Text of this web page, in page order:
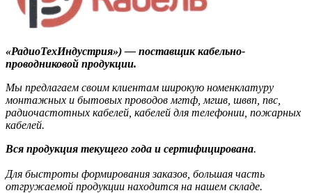
«РадиоТехИндустрия») — поставщик кабельно-
проводниковой продукции.
Мы предлагаем своим клиентам широкую номенклатуру
монтажных и бытовых проводов мгтф, мгшв, шввп, пвс,
радиочастотных кабелей, кабелей для телефонии, пожарных
кабелей.
Вся продукция текущего года и сертифицирована.
Для быстроты формирования заказов, большая часть
отгружаемой продукции находится на нашем складе.